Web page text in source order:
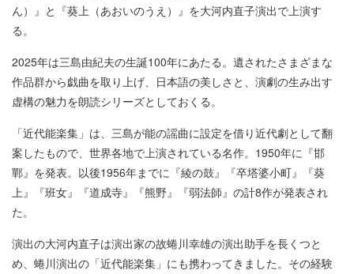
ん）』と『葵上（あおいのうえ）』を大河内直子演出で上演す
る。
2025年は三島由紀夫の生誕100年にあたる。遺されたさまざまな
作品群から戯曲を取り上げ、日本語の美しさと、演劇の生み出す
虚構の魅力を朗読シリーズとしておくる。
「近代能楽集」は、三島が能の謡曲に設定を借り近代劇として翻
案したもので、世界各地で上演されている名作。1950年に『邯
鄲』を発表。以後1956年までに『綾の鼓』『卒塔婆小町』『葵
上』『班女』『道成寺』『熊野』『弱法師』の計8作が発表され
た。
演出の大河内直子は演出家の故蜷川幸雄の演出助手を長くつと
め、蜷川演出の「近代能楽集」にも携わってきました。その経験